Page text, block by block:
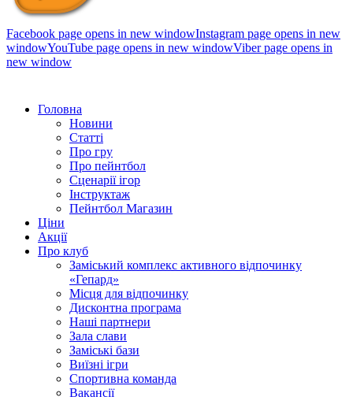
Facebook page opens in new windowInstagram page opens in new
windowYouTube page opens in new windowViber page opens in
new window
Головна
Новини
Статті
Про гру
Про пейнтбол
Сценарії ігор
Інструктаж
Пейнтбол Магазин
Ціни
Акції
Про клуб
Заміський комплекс активного відпочинку
«Гепард»
Місця для відпочинку
Дисконтна програма
Наші партнери
Зала слави
Заміські бази
Виїзні ігри
Спортивна команда
Вакансії